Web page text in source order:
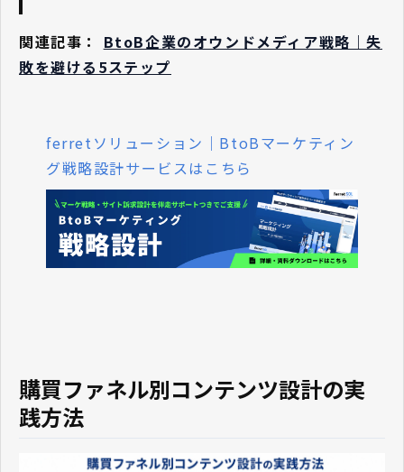
関連記事：
BtoB企業のオウンドメディア戦略｜失
敗を避ける5ステップ
ferretソリューション｜BtoBマーケティン
グ戦略設計サービスはこちら
購買ファネル別コンテンツ設計の実
践方法